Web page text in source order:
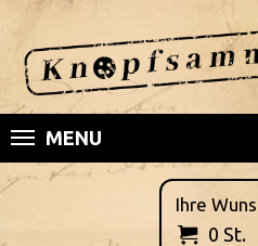
MENU
Ihre
 0 St.